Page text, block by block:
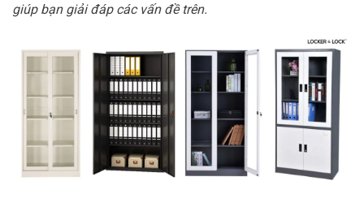
giúp bạn giải đáp các vấn đề trên.